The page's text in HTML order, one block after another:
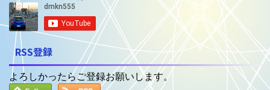
RSS登録
よろしかったらご登録お願いします。